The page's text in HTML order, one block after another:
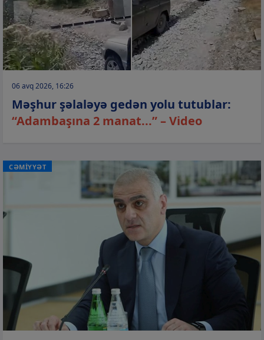
06 avq 2026, 16:26
Məşhur şəlaləyə gedən yolu tutublar:
“Adambaşına 2 manat...” – Video
CƏMİYYƏT